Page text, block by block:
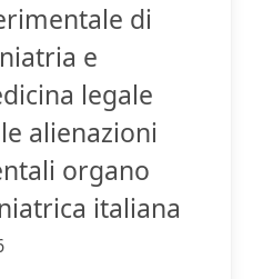
di
e
legale
alienazioni
organo
italiana